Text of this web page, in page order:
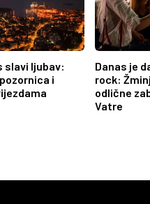
slavi ljubav:
i
Danas je
rock:
odlične
Vatre